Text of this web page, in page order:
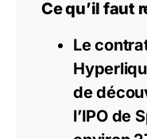
Ce qu’il faut
Le
de
l’IPO de